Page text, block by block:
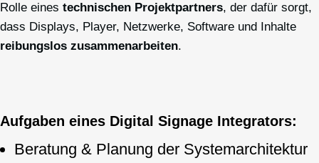
Rolle eines technischen Projektpartners, der dafür sorgt,
dass Displays, Player, Netzwerke, Software und Inhalte
reibungslos zusammenarbeiten.
Aufgaben eines Digital Signage Integrators:
Beratung & Planung der Systemarchitektur